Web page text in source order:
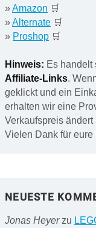
»Amazon 🛒
»Alternate🛒
» Proshop🛒
Hinweis: Es handelt
Affiliate-Links.
geklickt und ein
erhalten wir eine
Verkaufspreis
Vielen Dank für eure
NEUESTE
Jonas Heyerzu